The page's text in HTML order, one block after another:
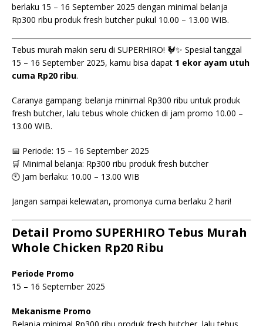
berlaku 15 – 16 September 2025 dengan minimal belanja
Rp300 ribu produk fresh butcher pukul 10.00 – 13.00 WIB.
Tebus murah makin seru di SUPERHIRO! 🐓✨ Spesial tanggal
15 – 16 September 2025, kamu bisa dapat 1 ekor ayam utuh
cuma Rp20 ribu.
Caranya gampang: belanja minimal Rp300 ribu untuk produk
fresh butcher, lalu tebus whole chicken di jam promo 10.00 –
13.00 WIB.
📅 Periode: 15 – 16 September 2025
🛒 Minimal belanja: Rp300 ribu produk fresh butcher
🕙 Jam berlaku: 10.00 – 13.00 WIB
Jangan sampai kelewatan, promonya cuma berlaku 2 hari!
Detail Promo SUPERHIRO Tebus Murah
Whole Chicken Rp20 Ribu
Periode Promo
15 – 16 September 2025
Mekanisme Promo